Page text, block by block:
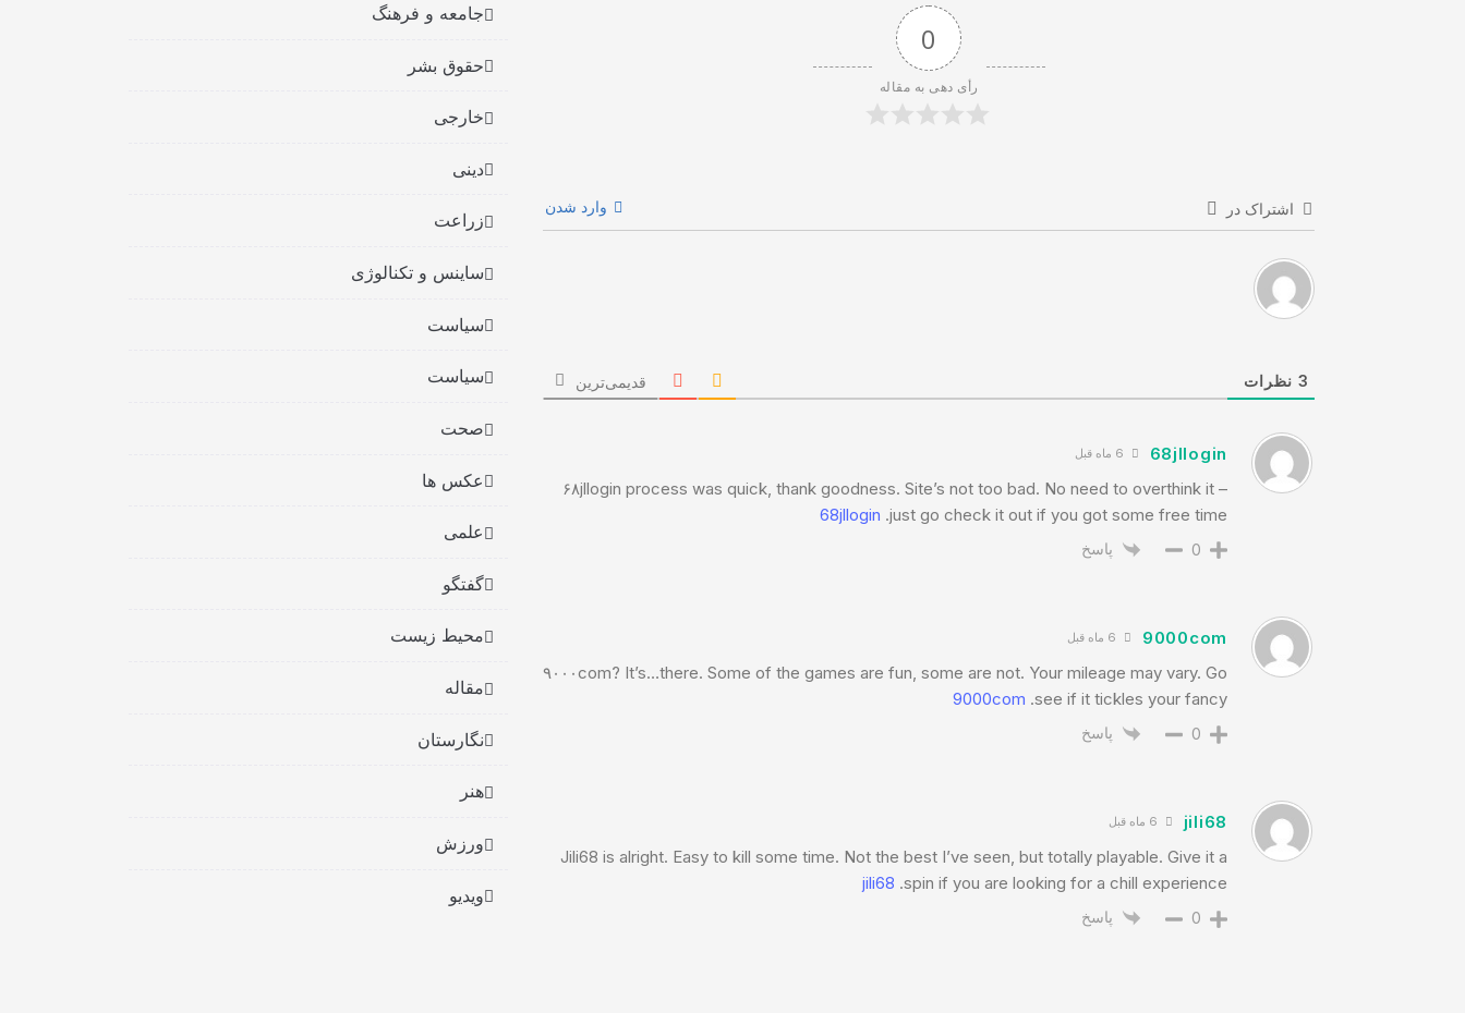
0
رأی دهی به مقاله
اشتراک در وارد شدن
3 نظرات قدیمی‌ترین
68jllogin
۶۸jllogin process was quick, thank goodness. Site’s not too bad. No need to overthink it –
just go check it out if you got some free time.
68jllogin
0 پاسخ
9000com
۹۰۰۰com? It’s…there. Some of the games are fun, some are not. Your mileage may vary. Go
see if it tickles your fancy.
9000com
0 پاسخ
jili68
Jili68 is alright. Easy to kill some time. Not the best I’ve seen, but totally playable. Give it a
spin if you are looking for a chill experience.
jili68
0 پاسخ
جامعه و فرهنگ
حقوق بشر
خارجی
دینی
زراعت
ساینس و تکنالوژی
سیاست
سیاست
صحت
عکس ها
علمی
گفتگو
محیط زیست
مقاله
نگارستان
هنر
ورزش
ویدیو